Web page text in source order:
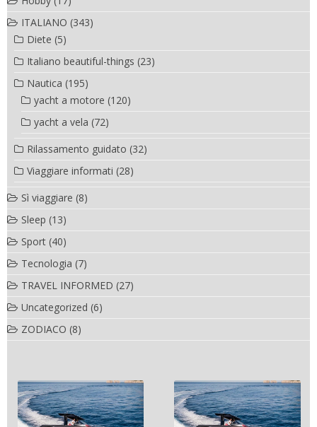
ITALIANO (343)
Diete (5)
Italiano beautiful-things (23)
Nautica (195)
yacht a motore (120)
yacht a vela (72)
Rilassamento guidato (32)
Viaggiare informati (28)
Sì viaggiare (8)
Sleep (13)
Sport (40)
Tecnologia (7)
TRAVEL INFORMED (27)
Uncategorized (6)
ZODIACO (8)